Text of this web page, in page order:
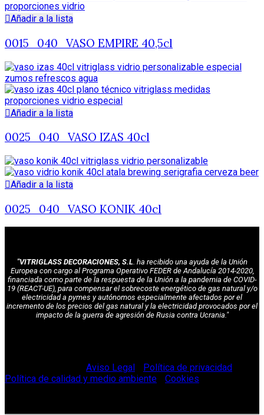
Añadir a la lista
0015_040_VASO EMPIRE 40,5cl
Añadir a la lista
0025_040_VASO IZAS 40cl
Añadir a la lista
0025_040_VASO KONIK 40cl
"VITRIGLASS DECORACIONES, S.L. ha recibido una ayuda de la Unión
Europea con cargo al Programa Operativo FEDER de Andalucía 2014-2020,
financiada como parte de la respuesta de la Unión a la pandemia de COVID-
19 (REACT-UE), para compensar el sobrecoste energético de gas natural y/o
electricidad a pymes y autónomos especialmente afectados por el
incremento de los precios del gas natural y la electricidad provocados por el
impacto de la guerra de agresión de Rusia contra Ucrania."
Aviso Legal Política de privacidad
Política de calidad y medio ambiente
Cookies